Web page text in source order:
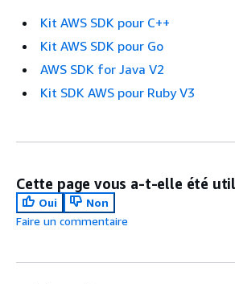
Kit AWS SDK pour C++
Kit AWS SDK pour Go
AWS SDK for Java V2
Kit SDK AWS pour Ruby V3
Cette page vous a-t-elle été
Oui
Non
Faire un commentaire